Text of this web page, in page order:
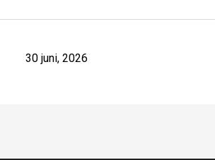
30 juni, 2026